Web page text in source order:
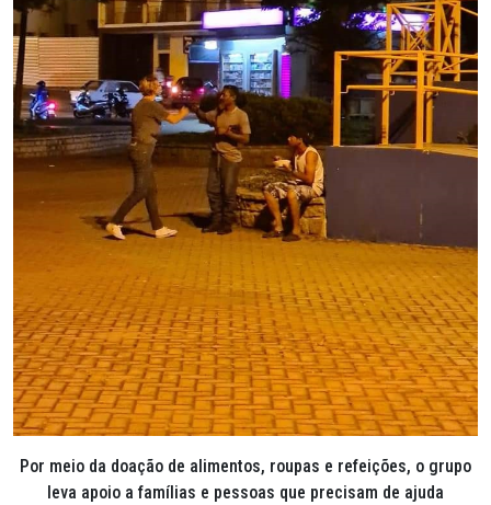
Por meio da doação de alimentos, roupas e refeições, o grupo
leva apoio a famílias e pessoas que precisam de ajuda